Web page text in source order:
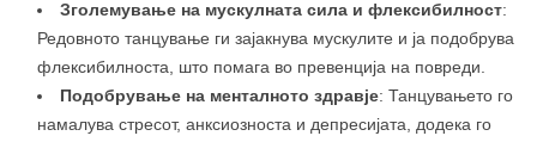
Зголемување на мускулната сила и флексибилност:
Редовното танцување ги зајакнува мускулите и ја подобрува
флексибилноста, што помага во превенција на повреди.
Подобрување на менталното здравје: Танцувањето го
намалува стресот, анксиозноста и депресијата, додека го